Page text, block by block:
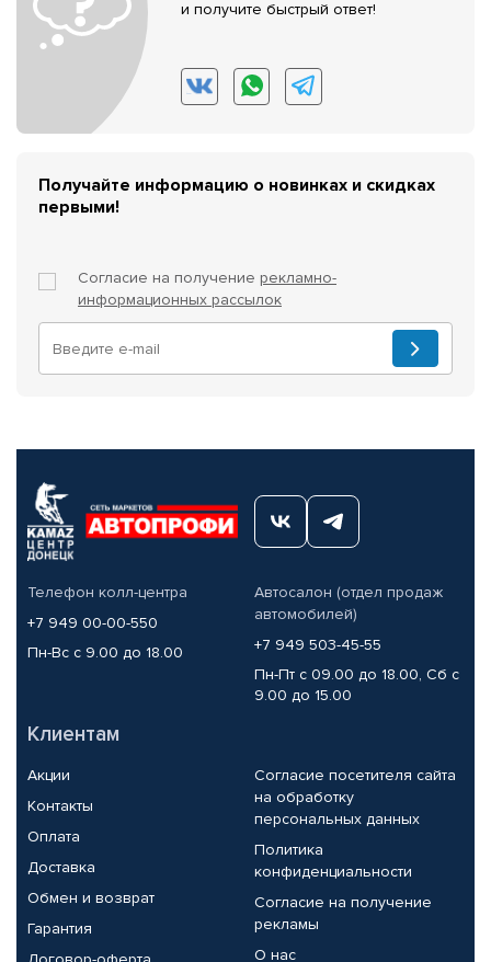
и получите быстрый ответ!
Получайте информацию о новинках и скидках
первыми!
Согласие на получение рекламно-
информационных рассылок
Телефон колл-центра
+7 949 00-00-550
Пн-Вс с 9.00 до 18.00
Автосалон (отдел продаж
автомобилей)
+7 949 503-45-55
Пн-Пт с 09.00 до 18.00, Сб с
9.00 до 15.00
Клиентам
Акции
Контакты
Оплата
Доставка
Обмен и возврат
Гарантия
Согласие посетителя сайта
на обработку
персональных данных
Политика
конфиденциальности
Согласие на получение
рекламы
О нас